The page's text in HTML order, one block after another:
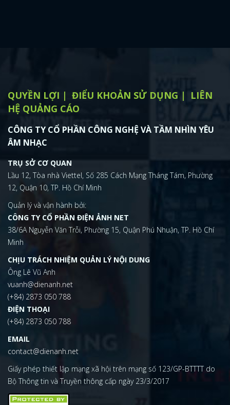
QUYỀN LỢI ĐIỂU KHOẢN SỬ DỤNG
LIÊN
HỆ QUẢNG CÁO
CÔNG TY CỔ PHẦN CÔNG NGHỆ VÀ TẦM NHÌN YÊU
ÂM NHẠC
TRỤ SỞ CƠ QUAN
Lầu 12, Tòa nhà Viettel, Số 285 Cách Mạng Tháng Tám, Phường
12, Quận 10, TP. Hồ Chí Minh
Quản lý và vận hành bởi:
CÔNG TY CỔ PHẦN ĐIỆN ẢNH NET
38/6A Nguyễn Văn Trỗi, Phường 15, Quận Phú Nhuận, TP. Hồ Chí
Minh
CHỊU TRÁCH NHIỆM QUẢN LÝ NỘI DUNG
Ông Lê Vũ Anh
vuanh@dienanh.net
(+84) 2873 050 788
ĐIỆN THOẠI
(+84) 2873 050 788
EMAIL
contact@dienanh.net
Giấy phép thiết lập mạng xã hội trên mạng số 123/GP-BTTTT do
Bộ Thông tin và Truyền thông cấp ngày 23/3/2017